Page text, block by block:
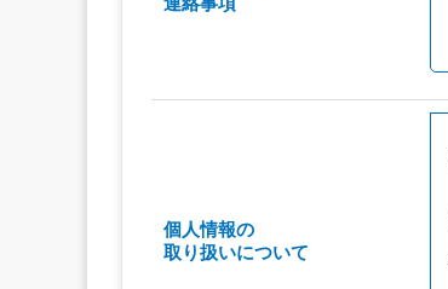
個人情報の
取り扱いについて